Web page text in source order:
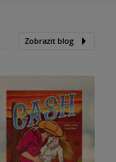
Zobrazit blog